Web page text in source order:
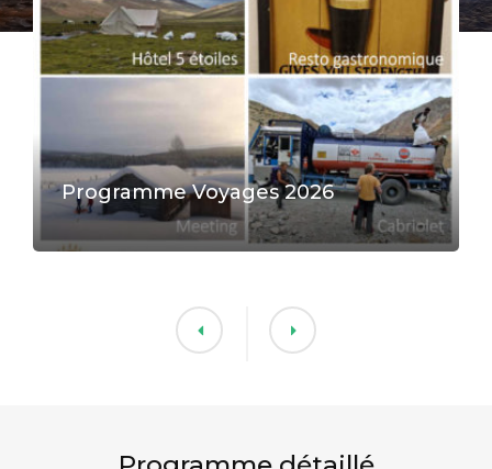
Programme Voyages 2026